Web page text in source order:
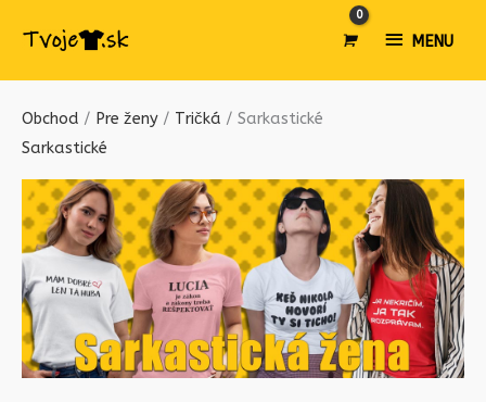
MENU
MENU
Obchod / Pre ženy / Tričká / Sarkastické
Sarkastické